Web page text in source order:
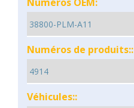
Numéros de produits::
Véhicules::